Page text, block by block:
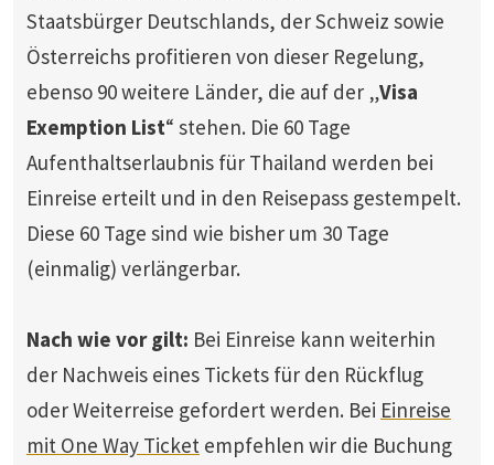
Staatsbürger Deutschlands, der Schweiz sowie
Österreichs profitieren von dieser Regelung,
ebenso 90 weitere Länder, die auf der „Visa
Exemption List“ stehen. Die 60 Tage
Aufenthaltserlaubnis für Thailand werden bei
Einreise erteilt und in den Reisepass gestempelt.
Diese 60 Tage sind wie bisher um 30 Tage
(einmalig) verlängerbar.
Nach wie vor gilt: Bei Einreise kann weiterhin
der Nachweis eines Tickets für den Rückflug
oder Weiterreise gefordert werden. Bei Einreise
mit One Way Ticket empfehlen wir die Buchung